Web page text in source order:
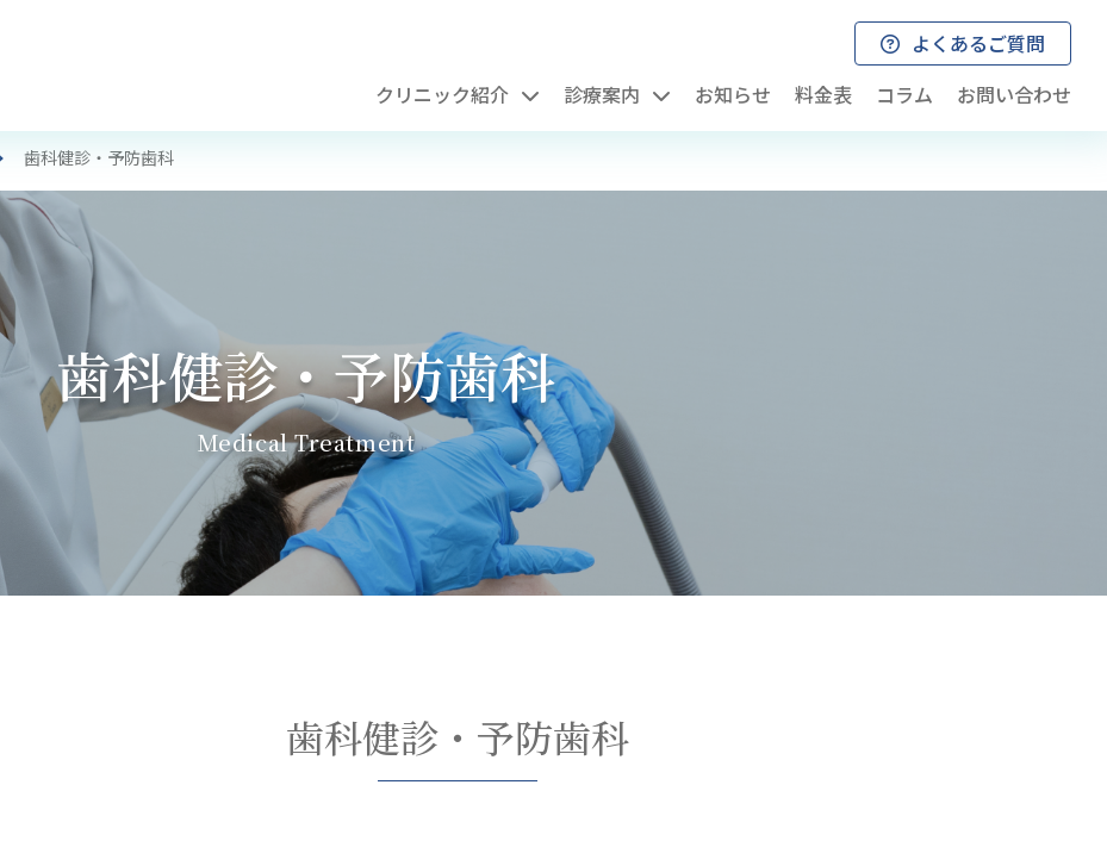
よくあるご質問
クリニック紹介
診療案内 お知らせ 料金表 コラム お問い合わせ
歯科健診・予防歯科
歯科健診・予防歯科
Medical Treatment
歯科健診・予防歯科